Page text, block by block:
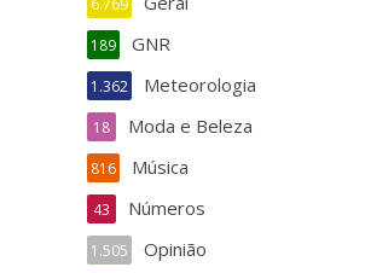
6.769
GNR
189
Meteorologia
1.362
Moda e Beleza
18
Música
816
Números
43
Opinião
1.505